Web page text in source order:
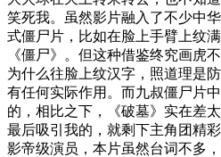
笑死我。虽然影片融入了不少中
式僵尸片，比如在脸上手臂上纹
《僵尸》。但这种借鉴终究画虎
为什么往脸上纹汉字，照道理是
有任何实际作用。而九叔僵尸片
的，相比之下，《破墓》实在差
最后吸引我的，就剩下主角团精
影帝级演员，本片虽然台词不多